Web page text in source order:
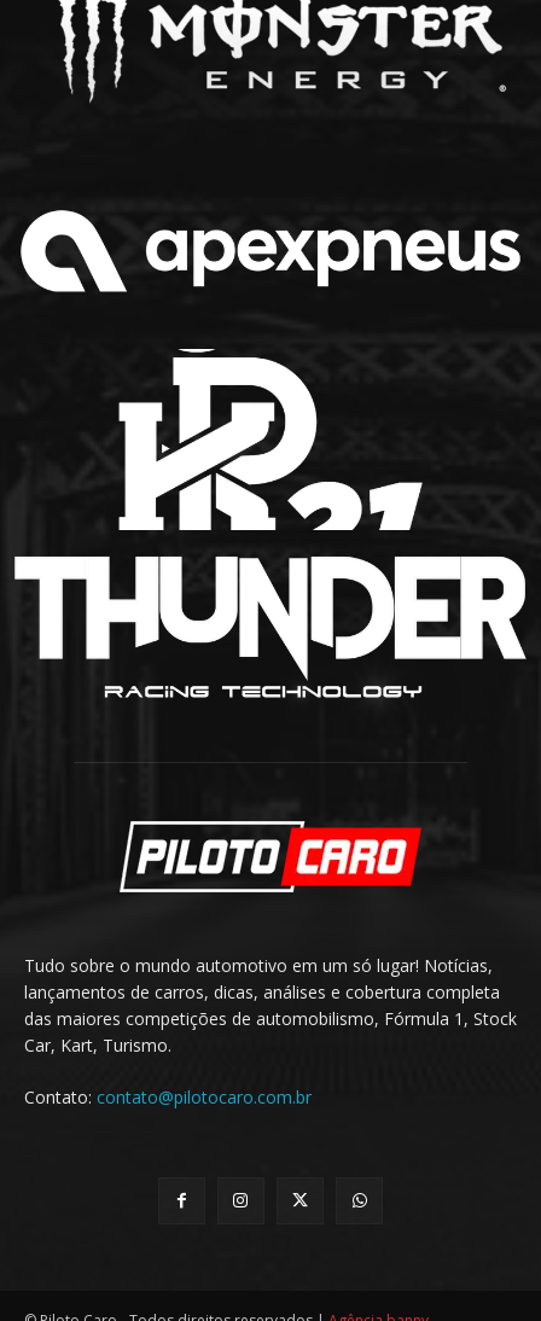
Tudo sobre o mundo automotivo em um só lugar! Notícias,
lançamentos de carros, dicas, análises e cobertura completa
das maiores competições de automobilismo, Fórmula 1, Stock
Car, Kart, Turismo.
Contato: contato@pilotocaro.com.br